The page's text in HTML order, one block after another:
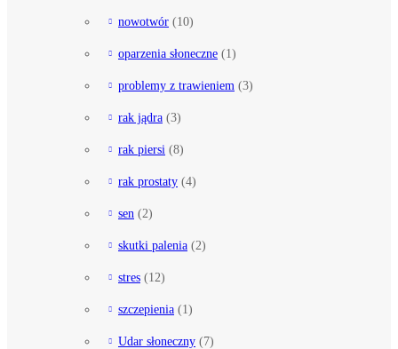
nowotwór (10)
oparzenia słoneczne (1)
problemy z trawieniem (3)
rak jądra (3)
rak piersi (8)
rak prostaty (4)
sen (2)
skutki palenia (2)
stres (12)
szczepienia (1)
Udar słoneczny (7)